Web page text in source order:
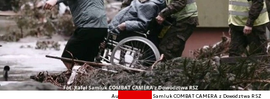
Autor. Fot. Rafał Samluk COMBAT CAMERA z Dowództwa RSZ